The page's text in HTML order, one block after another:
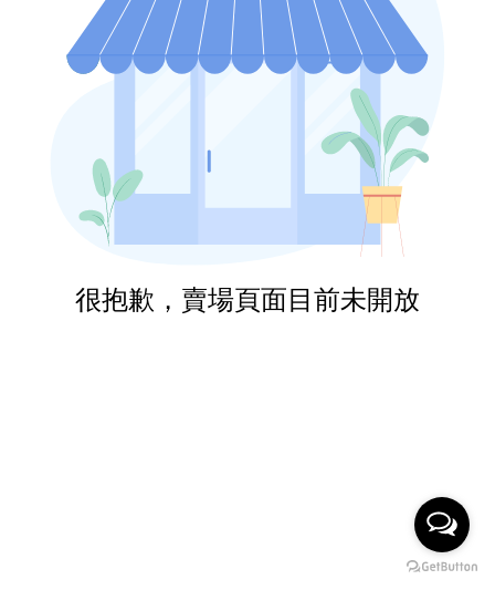
很抱歉，賣場頁面目前未開放